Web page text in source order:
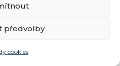
předvolby
cookies
WordPress